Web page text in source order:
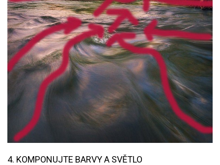
4. KOMPONUJTE BARVY A SVĚTLO